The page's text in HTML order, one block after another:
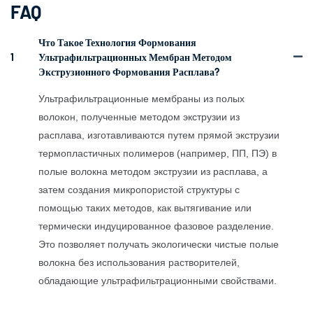
FAQ
1
Что Такое Технология Формования
Ультрафильтрационных Мембран Методом
Экструзионного Формования Расплава?
Ультрафильтрационные мембраны из полых
волокон, полученные методом экструзии из
расплава, изготавливаются путем прямой экструзии
термопластичных полимеров (например, ПП, ПЭ) в
полые волокна методом экструзии из расплава, а
затем создания микропористой структуры с
помощью таких методов, как вытягивание или
термически индуцированное фазовое разделение.
Это позволяет получать экологически чистые полые
волокна без использования растворителей,
обладающие ультрафильтрационными свойствами.